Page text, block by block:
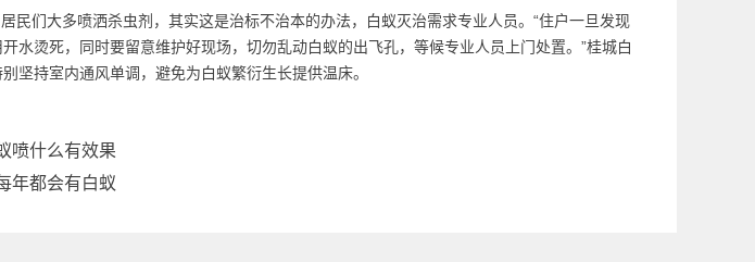
民们大多喷洒杀虫剂，其实这是治标不治本的办法， 白蚁灭治需求专业人员。“住户一旦发现
水烫死，同时要留意维护好现场，切勿乱动白蚁的出飞孔，等候专业人员上门处置。”桂城白
坚持室内通风单调，避免为白蚁繁衍生长提供温床。
喷什么有效果
年都会有白蚁